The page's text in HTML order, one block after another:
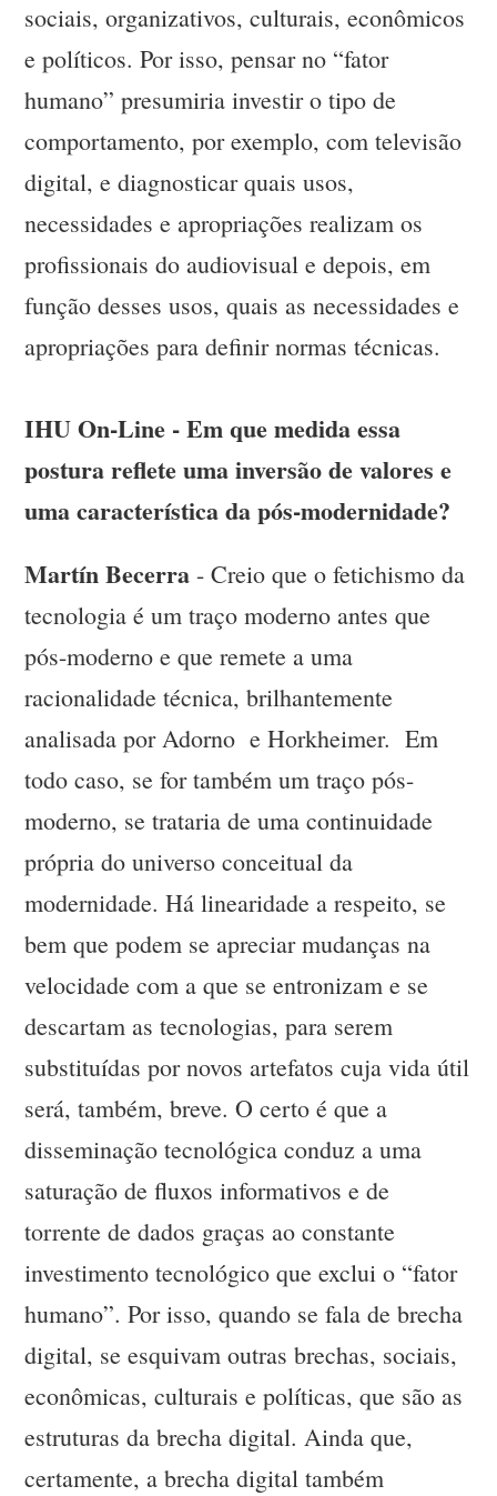
sociais, organizativos, culturais, econômicos
e políticos. Por isso, pensar no “fator
humano” presumiria investir o tipo de
comportamento, por exemplo, com televisão
digital, e diagnosticar quais usos,
necessidades e apropriações realizam os
profissionais do audiovisual e depois, em
função desses usos, quais as necessidades e
apropriações para definir normas técnicas.
IHU On-Line - Em que medida essa
postura reflete uma inversão de valores e
uma característica da pós-modernidade?
Martín Becerra - Creio que o fetichismo da
tecnologia é um traço moderno antes que
pós-moderno e que remete a uma
racionalidade técnica, brilhantemente
analisada por Adorno e Horkheimer. Em
todo caso, se for também um traço pós-
moderno, se trataria de uma continuidade
própria do universo conceitual da
modernidade. Há linearidade a respeito, se
bem que podem se apreciar mudanças na
velocidade com a que se entronizam e se
descartam as tecnologias, para serem
substituídas por novos artefatos cuja vida útil
será, também, breve. O certo é que a
disseminação tecnológica conduz a uma
saturação de fluxos informativos e de
torrente de dados graças ao constante
investimento tecnológico que exclui o “fator
humano”. Por isso, quando se fala de brecha
digital, se esquivam outras brechas, sociais,
econômicas, culturais e políticas, que são as
estruturas da brecha digital. Ainda que,
certamente, a brecha digital também